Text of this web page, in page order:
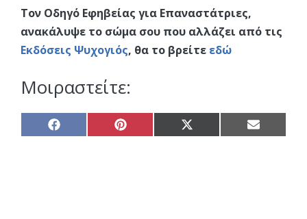
Τον Οδηγό Εφηβείας για Επαναστάτριες,
ανακάλυψε το σώμα σου που αλλάζει από τις
Εκδόσεις Ψυχογιός, θα το βρείτε εδώ
Μοιραστείτε:
Share
on
Share
on
Share
on
Share
on